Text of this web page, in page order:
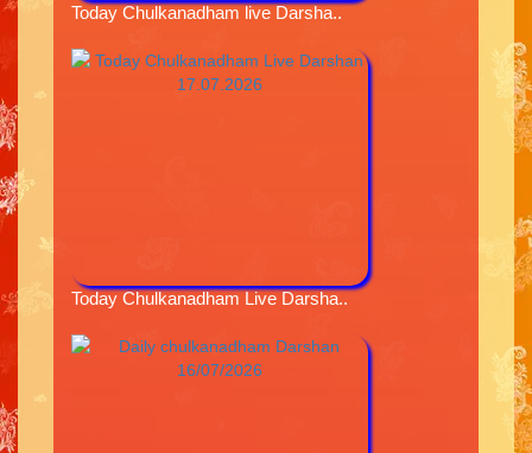
Today Chulkanadham live Darsha..
Today Chulkanadham Live Darsha..